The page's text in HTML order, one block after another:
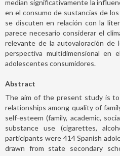
median significativamente la
en el consumo de sustancias de
se discuten en relación con la
parece necesario considerar el
relevante de la autovaloración de
perspectiva multidimensional en
adolescentes consumidores.
Abstract
The aim of the present study is
relationships among quality of
self-esteem (family, academic,
substance use (cigarettes,
participants were 414 Spanish
drawn from state secondary